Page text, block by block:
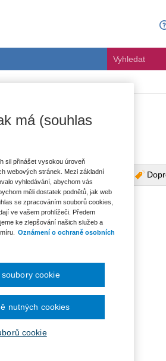
Novinky Připravujeme
má (souhlas
sil přinášet vysokou úroveň
webových stránek. Mezi základní
vyhledávání, abychom vás
měli dostatek podnětů, jak web
se zpracováním souborů cookies,
ve vašem prohlížeči. Předem
ke zlepšování našich služeb a
Oznámení o ochraně osobních
cookie
nutných cookies
cookie